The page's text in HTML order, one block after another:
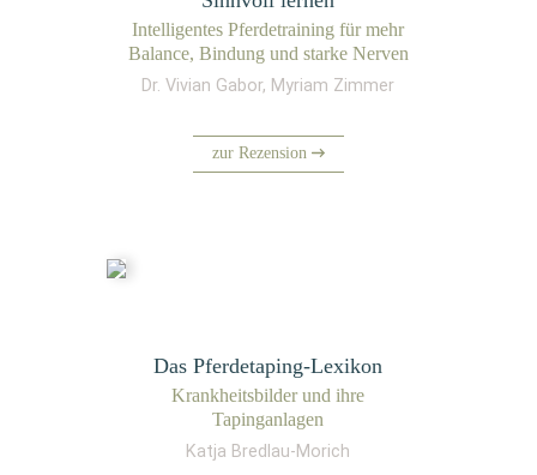
Intel­li­gen­tes Pfer­de­trai­ning für mehr
Balan­ce, Bin­dung und star­ke Nerven
Dr. Vivian Gabor, Myriam Zimmer
zur Rezension
Das Pferdetaping-Lexikon
Krank­heits­bil­der und ihre
Tapinganlagen
Katja Bredlau-Morich